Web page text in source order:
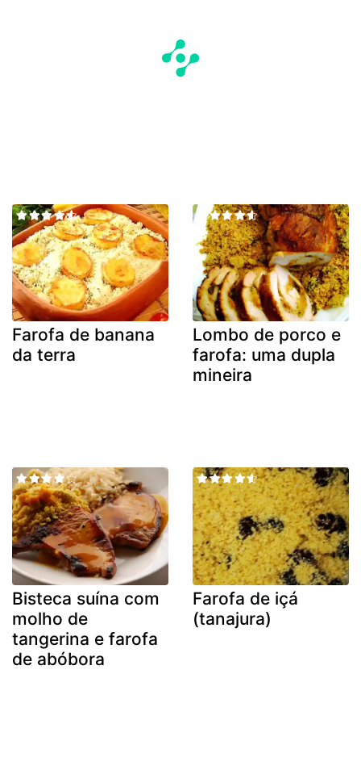
Farofa de banana
da terra
Lombo de porco e
farofa: uma dupla
mineira
Bisteca suína com
molho de
tangerina e farofa
de abóbora
Farofa de içá
(tanajura)